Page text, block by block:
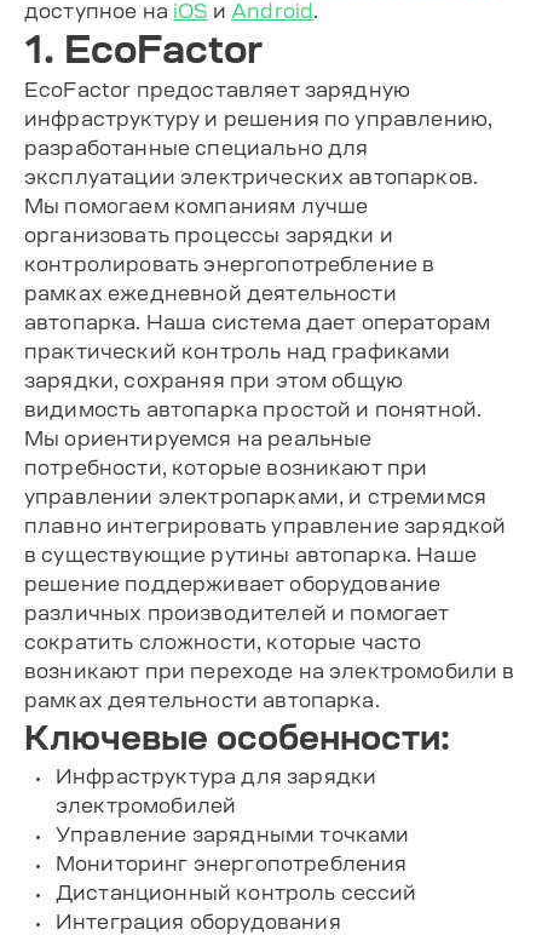
доступное на iOS и Android
1. EcoFactor
EcoFactor предоставляет зарядную
инфраструктуру и решения по управлению,
разработанные специально для
эксплуатации электрических автопарков.
Мы помогаем компаниям лучше
организовать процессы зарядки и
контролировать энергопотребление в
рамках ежедневной деятельности
автопарка. Наша система дает операторам
практический контроль над графиками
зарядки, сохраняя при этом общую
видимость автопарка простой и понятной.
Мы ориентируемся на реальные
потребности, которые возникают при
управлении электропарками, и стремимся
плавно интегрировать управление зарядкой
в существующие рутины автопарка. Наше
решение поддерживает оборудование
различных производителей и помогает
сократить сложности, которые часто
возникают при переходе на электромобили в
рамках деятельности автопарка.
Ключевые особенности:
Инфраструктура для зарядки
электромобилей
Управление зарядными точками
Мониторинг энергопотребления
Дистанционный контроль сессий
Интеграция оборудования